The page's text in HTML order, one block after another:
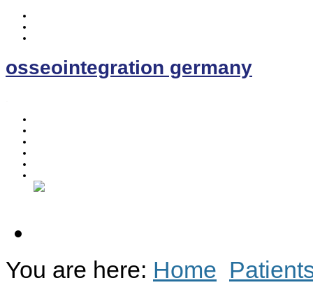
osseointegration germany
You are here: Home